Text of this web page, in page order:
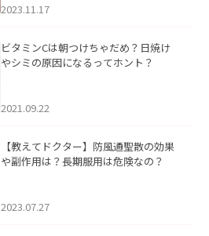
2023.11.17
ビタミンCは朝つけちゃだめ？日焼け
やシミの原因になるってホント？
2021.09.22
【教えてドクター】防風通聖散の効果
や副作用は？長期服用は危険なの？
2023.07.27